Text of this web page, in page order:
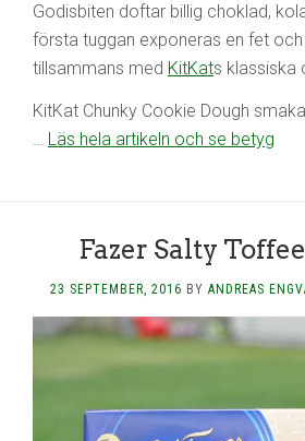
Godisbiten doftar billig choklad,
första tuggan exponeras en fet
tillsammans med KitKats klassiska
KitKat Chunky Cookie Dough
… Läs hela artikeln och se betyg
Fazer Salty
23 SEPTEMBER, 2016 BY ANDREAS